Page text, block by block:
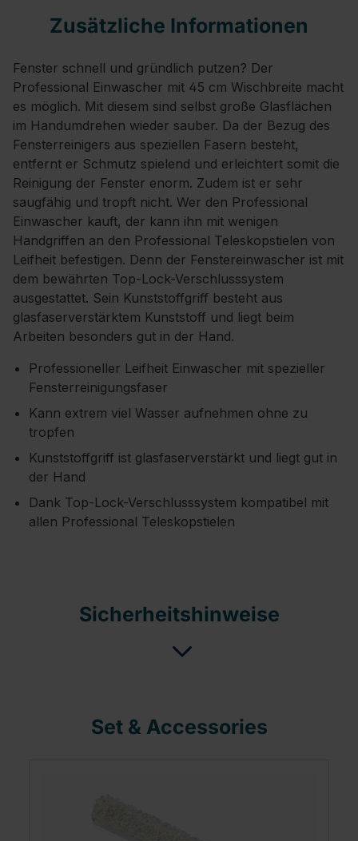
Zusätzliche Informationen
Fenster schnell und gründlich putzen? Der
Professional Einwascher mit 45 cm Wischbreite macht
es möglich. Mit diesem sind selbst große Glasflächen
im Handumdrehen wieder sauber. Da der Bezug des
Fensterreinigers aus speziellen Fasern besteht,
entfernt er Schmutz spielend und erleichtert somit die
Reinigung der Fenster enorm. Zudem ist er sehr
saugfähig und tropft nicht. Wer den Professional
Einwascher kauft, der kann ihn mit wenigen
Handgriffen an den Professional Teleskopstielen von
Leifheit befestigen. Denn der Fenstereinwascher ist mit
dem bewährten Top-Lock-Verschlusssystem
ausgestattet. Sein Kunststoffgriff besteht aus
glasfaserverstärktem Kunststoff und liegt beim
Arbeiten besonders gut in der Hand.
Professioneller Leifheit Einwascher mit spezieller
Fensterreinigungsfaser
Kann extrem viel Wasser aufnehmen ohne zu
tropfen
Kunststoffgriff ist glasfaserverstärkt und liegt gut in
der Hand
Dank Top-Lock-Verschlusssystem kompatibel mit
allen Professional Teleskopstielen
Sicherheitshinweise
Set & Accessories